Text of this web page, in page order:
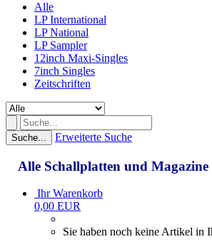
Alle
LP International
LP National
LP Sampler
12inch Maxi-Singles
7inch Singles
Zeitschriften
Suche... Erweiterte Suche
Alle Schallplatten und
Ihr Warenkorb
0,00 EUR
Sie haben noch keine Artikel in